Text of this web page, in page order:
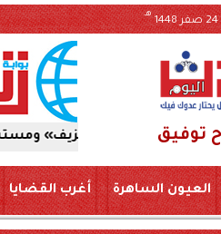
24 صفر 1448
هـ
توفيق
ومستشار وهمي 3 سنوات بتهمة النصب على شركة والاستيلاء على 5 ملايين جنيه
العيون الساهرة أغرب القضايا